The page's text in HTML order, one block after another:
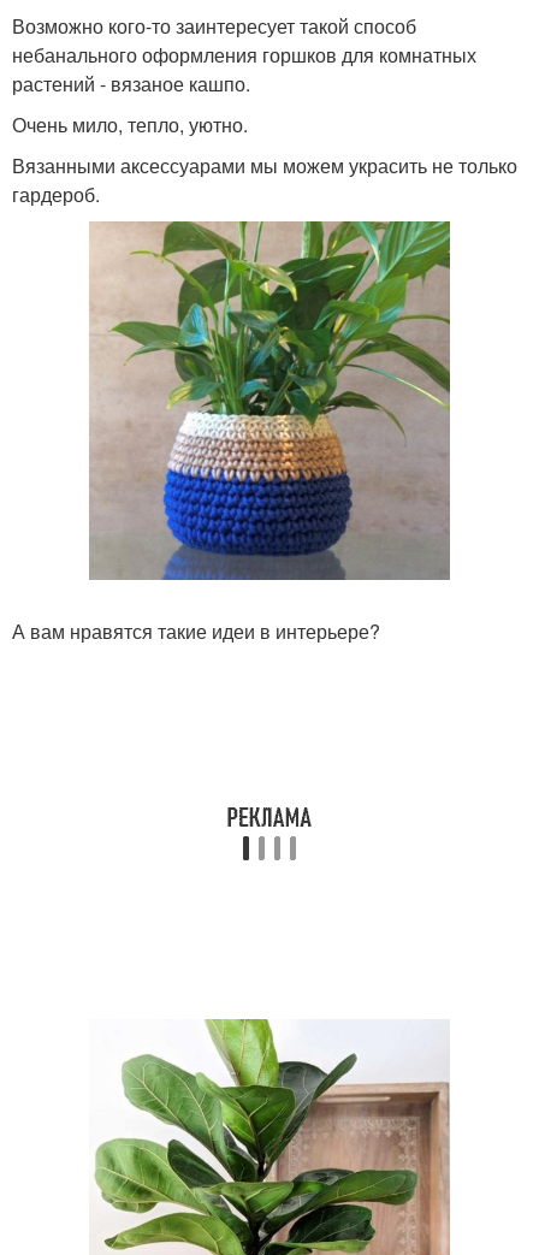
Возможно кого-то заинтересует такой способ
небанального оформления горшков для комнатных
растений - вязаное кашпо.
Очень мило, тепло, уютно.
Вязанными аксессуарами мы можем украсить не только
гардероб.
А вам нравятся такие идеи в интерьере?